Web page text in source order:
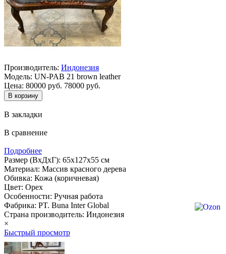
Производитель: Индонезия
Модель: UN-PAB 21 brown leather
Цена: 80000 руб. 78000 руб.
В закладки
В сравнение
Подробнее
Размер (ВхДхГ): 65х127х55 см
Материал: Массив красного дерева
Обивка: Кожа (коричневая)
Цвет: Орех
Особенности: Ручная работа
Фабрика: PT. Buna Inter Global
Страна производитель: Индонезия
×
Быстрый просмотр